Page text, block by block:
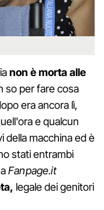
non è morta alle
so per fare cosa
era ancora lì,
e qualcun
della macchina ed è
stati entrambi
Fanpage.it
legale dei genitori